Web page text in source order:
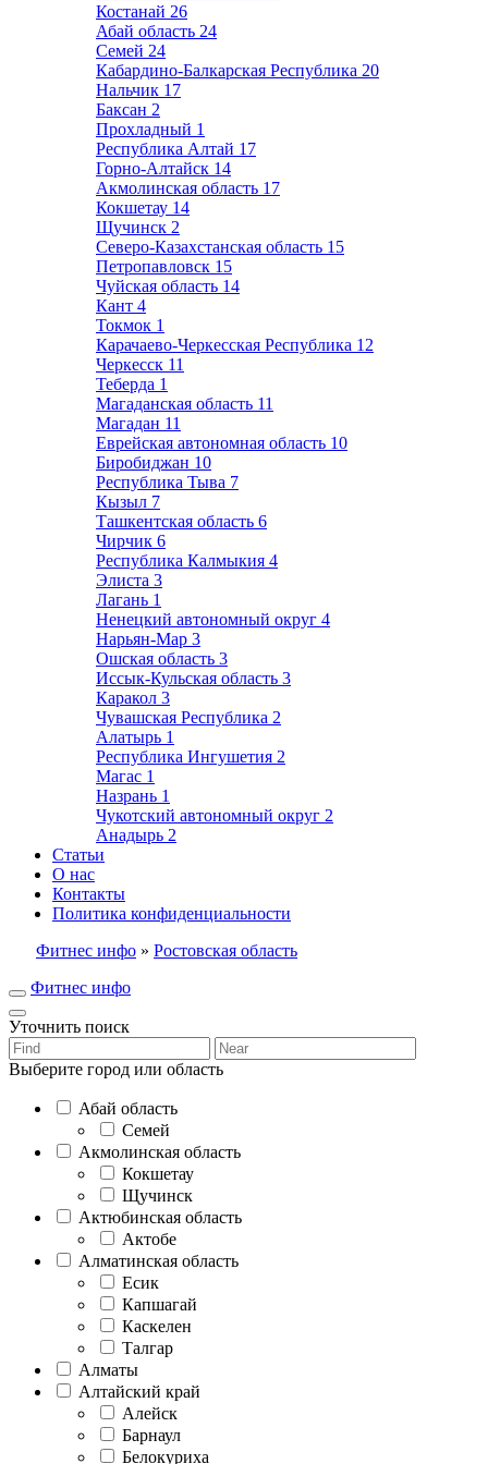
Костанай 26
Абай область 24
Семей 24
Кабардино-Балкарская Республика 20
Нальчик 17
Баксан 2
Прохладный 1
Республика Алтай 17
Горно-Алтайск 14
Акмолинская область 17
Кокшетау 14
Щучинск 2
Северо-Казахстанская область 15
Петропавловск 15
Чуйская область 14
Кант 4
Токмок 1
Карачаево-Черкесская Республика 12
Черкесск 11
Теберда 1
Магаданская область 11
Магадан 11
Еврейская автономная область 10
Биробиджан 10
Республика Тыва 7
Кызыл 7
Ташкентская область 6
Чирчик 6
Республика Калмыкия 4
Элиста 3
Лагань 1
Ненецкий автономный округ 4
Нарьян-Мар 3
Ошская область 3
Иссык-Кульская область 3
Каракол 3
Чувашская Республика 2
Алатырь 1
Республика Ингушетия 2
Магас 1
Назрань 1
Чукотский автономный округ 2
Анадырь 2
Статьи
О нас
Контакты
Политика конфиденциальности
Фитнес инфо » Ростовская область
Фитнес инфо
Уточнить поиск
Выберите город или область
Абай область
Семей
Акмолинская область
Кокшетау
Щучинск
Актюбинская область
Актобе
Алматинская область
Есик
Капшагай
Каскелен
Талгар
Алматы
Алтайский край
Алейск
Барнаул
Белокуриха